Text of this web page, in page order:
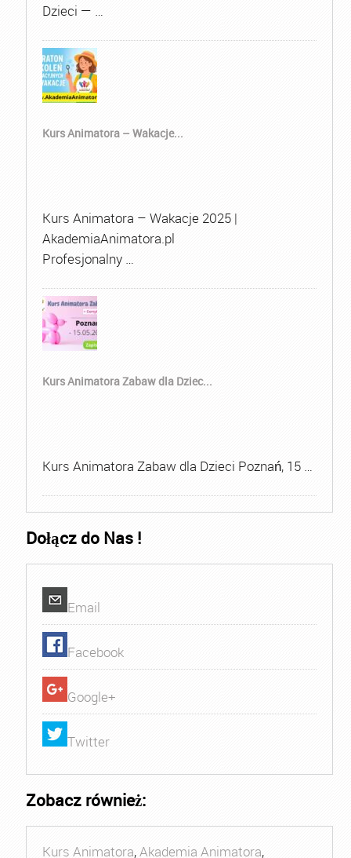
Dzieci — …
Kurs Animatora – Wakacje...
Kurs Animatora – Wakacje 2025 |
AkademiaAnimatora.pl
Profesjonalny …
Kurs Animatora Zabaw dla Dziec...
Kurs Animatora Zabaw dla Dzieci Poznań, 15 …
Dołącz do Nas !
Email
Facebook
Google+
Twitter
Zobacz również:
Kurs Animatora,Akademia Animatora,